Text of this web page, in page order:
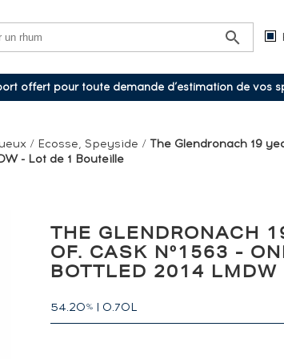
offert pour toute demande d’estimation de vos
/ Ecosse, Speyside / The Glendronach 19
- Lot de 1 Bouteille
THE GLENDRONACH
OF. CASK N°1563 -
BOTTLED 2014 LMDW
54.20% | 0.70L